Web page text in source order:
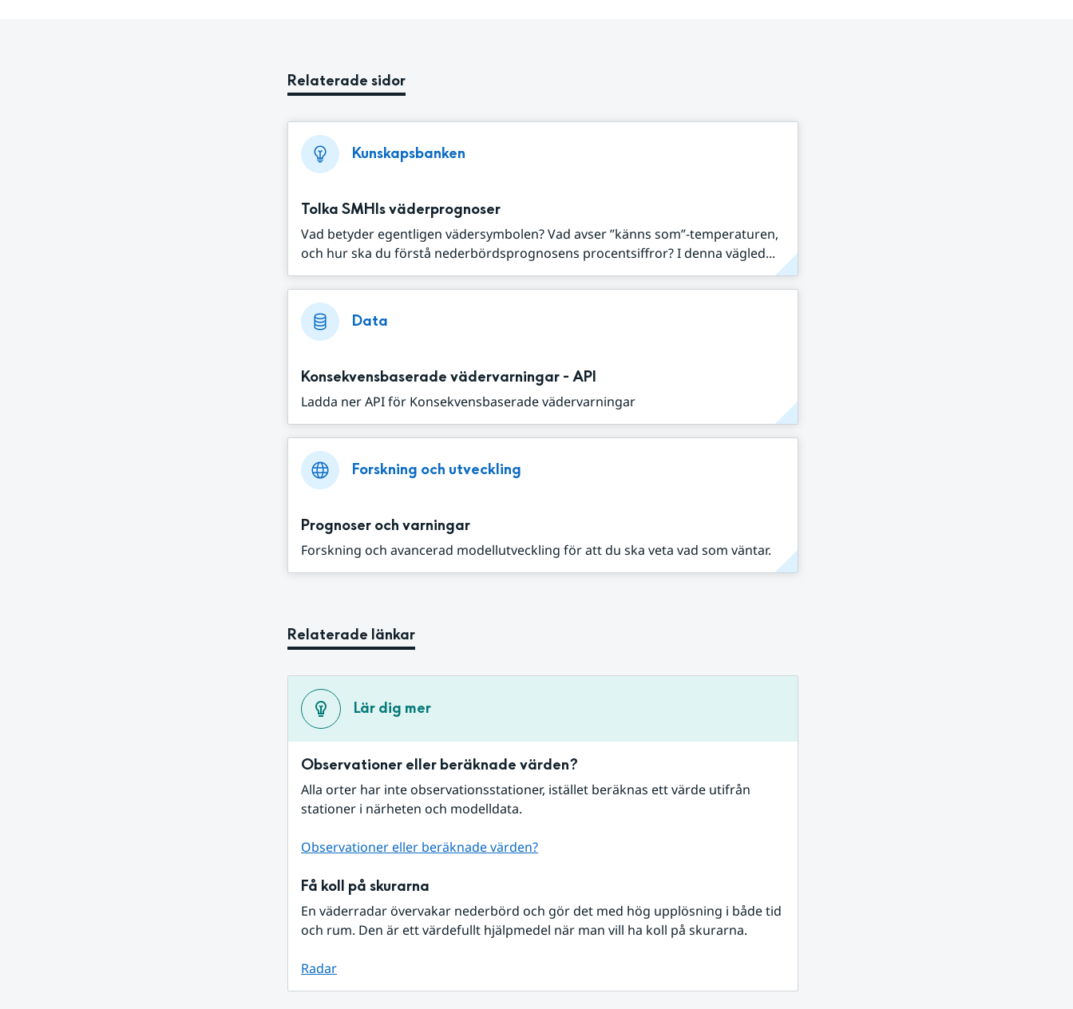
Relaterade sidor
Kunskapsbanken
Tolka SMHIs väderprognoser
Vad betyder egentligen vädersymbolen? Vad avser ”känns som”-temperaturen,
och hur ska du förstå nederbördsprognosens procentsiffror? I denna vägled...
Data
Konsekvensbaserade vädervarningar - API
Ladda ner API för Konsekvensbaserade vädervarningar
Forskning och utveckling
Prognoser och varningar
Forskning och avancerad modellutveckling för att du ska veta vad som väntar.
Relaterade länkar
Lär dig mer
Observationer eller beräknade värden?
Alla orter har inte observationsstationer, istället beräknas ett värde utifrån
stationer i närheten och modelldata.
Observationer eller beräknade värden?
Få koll på skurarna
En väderradar övervakar nederbörd och gör det med hög upplösning i både tid
och rum. Den är ett värdefullt hjälpmedel när man vill ha koll på skurarna.
Radar